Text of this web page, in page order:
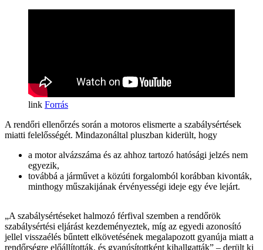
Forrás
A rendőri ellenőrzés során a motoros elismerte a szabálysértések
miatti felelősségét. Mindazonáltal pluszban kiderült, hogy
a motor alvázszáma és az ahhoz tartozó hatósági jelzés nem
egyezik,
továbbá a járművet a közúti forgalomból korábban kivonták,
minthogy műszakijának érvényességi ideje egy éve lejárt.
„A szabálysértéseket halmozó férfival szemben a rendőrök
szabálysértési eljárást kezdeményeztek, míg az egyedi azonosító
jellel visszaélés bűntett elkövetésének megalapozott gyanúja miatt a
rendőrségre előállították, és gyanúsítottként kihallgatták” – derült ki